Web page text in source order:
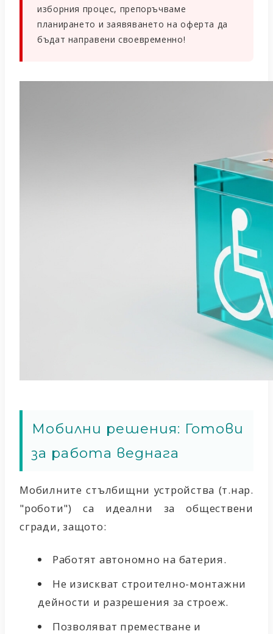
изборния процес, препоръчваме
планирането и заявяването на оферта да
бъдат направени своевременно!
Мобилни решения: Готови
за работа веднага
Мобилните стълбищни устройства (т.нар.
"роботи") са идеални за обществени
сгради, защото:
Работят автономно на батерия.
Не изискват строително-монтажни
дейности и разрешения за строеж.
Позволяват преместване и